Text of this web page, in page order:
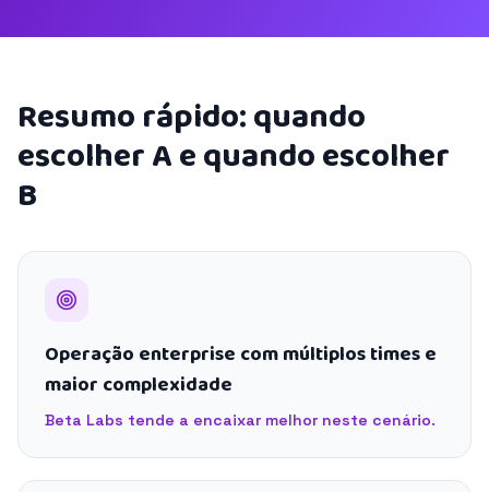
Resumo rápido: quando
escolher A e quando escolher
B
Operação enterprise com múltiplos times e
maior complexidade
Beta Labs tende a encaixar melhor neste cenário.